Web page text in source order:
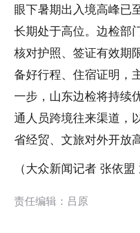
眼下暑期出入境高峰已
长期处于高位。边检部
核对护照、签证有效期
备好行程、住宿证明，
一步，山东边检将持续
通人员跨境往来渠道，
省经贸、文旅对外开放
（大众新闻记者 张依盟
责任编辑：吕原